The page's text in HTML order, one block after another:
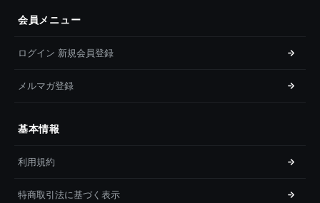
会員メニュー
ログイン 新規会員登録
メルマガ登録
基本情報
利用規約
特商取引法に基づく表示